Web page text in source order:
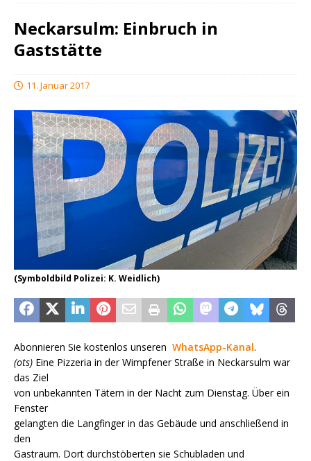
Neckarsulm: Einbruch in
Gaststätte
11. Januar 2017
(Symboldbild Polizei: K. Weidlich)
Abonnieren Sie kostenlos unseren WhatsApp-Kanal.
(ots) Eine Pizzeria in der Wimpfener Straße in Neckarsulm war
das Ziel
von unbekannten Tätern in der Nacht zum Dienstag. Über ein
Fenster
gelangten die Langfinger in das Gebäude und anschließend in
den
Gastraum. Dort durchstöberten sie Schubladen und